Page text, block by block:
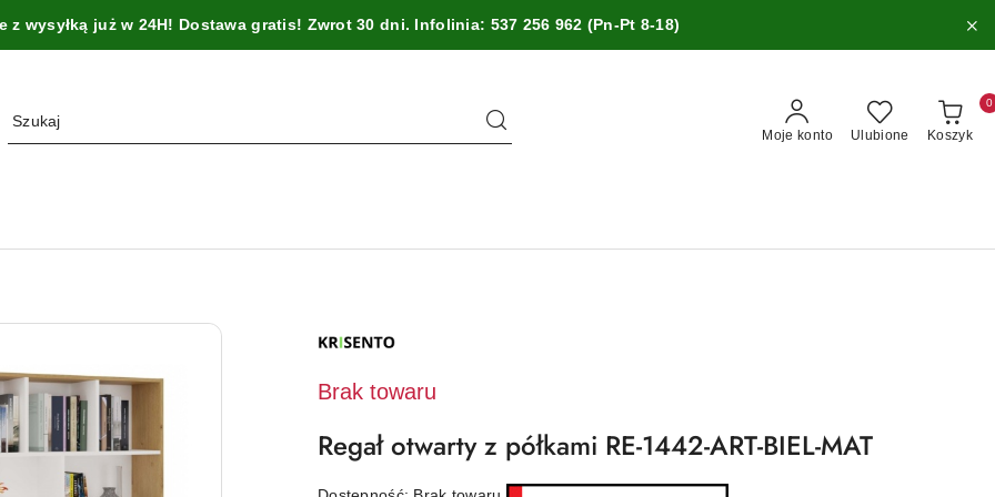
z wysyłką już w 24H! Dostawa gratis! Zwrot 30 dni. Infolinia: 537 256 962 (Pn-Pt 8-18)
Moje konto Ulubione Koszyk
0
PRODUCENTA:
Brak towaru
Regał otwarty z półkami RE-1442-ART-BIEL-MAT